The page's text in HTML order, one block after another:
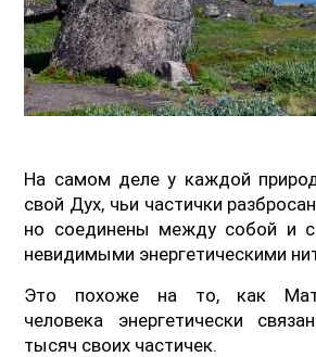
На самом деле у каждой
свой Дух, чьи частички
но соединены между собой и
невидимыми энергетическими
Это похоже на то, как
человека энергетически
тысяч своих частичек.